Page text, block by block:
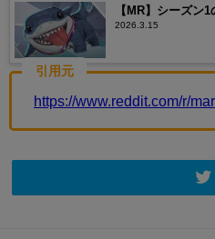
【MR】シーズン
2026.3.15
引用元
https://www.reddit.com/r/